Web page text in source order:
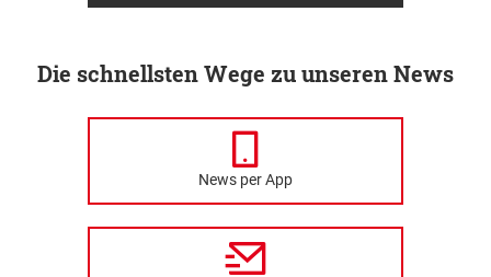
Die schnellsten Wege zu unseren News
News per App